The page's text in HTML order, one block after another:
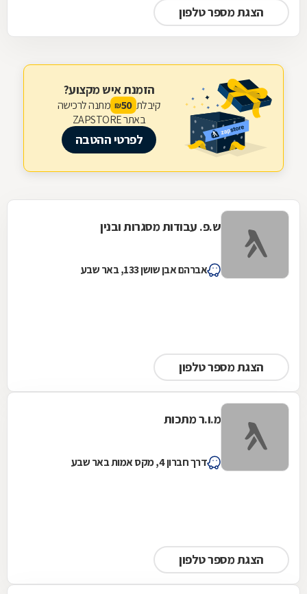
הצגת מספר טלפון
הזמנת איש מקצוע?
קיבלת 50
₪ מתנה לרכישה
באתר ZAPSTORE
לפרטי ההטבה
ש.פ. עבודות מסגרות ובנין
אברהם אבן שושן 133, באר שבע
הצגת מספר טלפון
מ.ו.ר מתכות
דרך חברון 4, מקס אמות באר שבע
הצגת מספר טלפון